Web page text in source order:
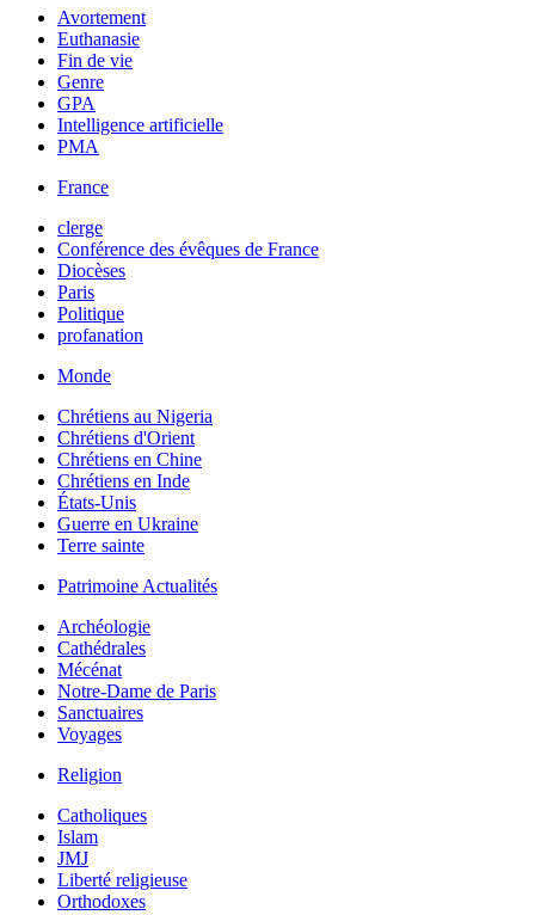
Avortement
Euthanasie
Fin de vie
Genre
GPA
Intelligence artificielle
PMA
France
clerge
Conférence des évêques de France
Diocèses
Paris
Politique
profanation
Monde
Chrétiens au Nigeria
Chrétiens d'Orient
Chrétiens en Chine
Chrétiens en Inde
États-Unis
Guerre en Ukraine
Terre sainte
Patrimoine Actualités
Archéologie
Cathédrales
Mécénat
Notre-Dame de Paris
Sanctuaires
Voyages
Religion
Catholiques
Islam
JMJ
Liberté religieuse
Orthodoxes